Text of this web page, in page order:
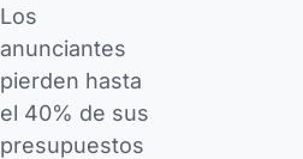
Los
anunciantes
pierden hasta
el 40% de sus
presupuestos